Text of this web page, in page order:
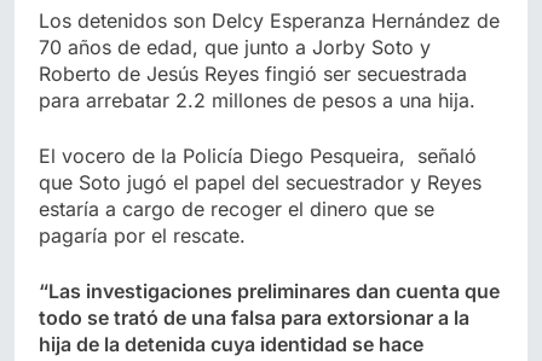
Los detenidos son Delcy Esperanza Hernández de
70 años de edad, que junto a Jorby Soto y
Roberto de Jesús Reyes fingió ser secuestrada
para arrebatar 2.2 millones de pesos a una hija.
El vocero de la Policía Diego Pesqueira, señaló
que Soto jugó el papel del secuestrador y Reyes
estaría a cargo de recoger el dinero que se
pagaría por el rescate.
“Las investigaciones preliminares dan cuenta que
todo se trató de una falsa para extorsionar a la
hija de la detenida cuya identidad se hace